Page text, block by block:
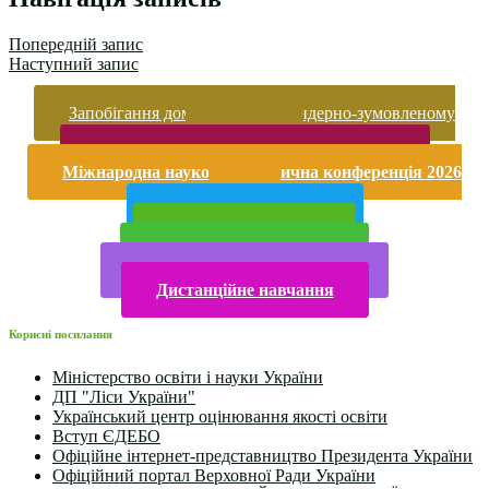
Попередній запис
Наступний запис
Запобігання домашньому та гендерно-зумовленому
Міжнародна науково-практична конференція 2026
Дистанційне навчання
Корисні посилання
Міністерство освіти і науки України
ДП "Ліси України"
Український центр оцінювання якості освіти
Вступ ЄДЕБО
Офіційне інтернет-представництво Президента України
Офіційний портал Верховної Ради України